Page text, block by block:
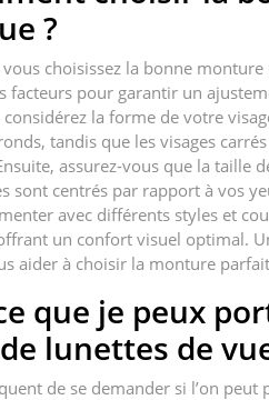
?
choisissez la bonne
facteurs pour garantir un
considérez la forme de votre
tandis que les visages
assurez-vous que la taille
sont centrés par rapport à vos
avec différents styles et
un confort visuel optimal.
aider à choisir la monture
que je peux
lunettes de
de se demander si l’on